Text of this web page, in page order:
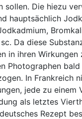
sollen. Die hiezu
hauptsächlich
Da diese
in ihren Wirkungen
Photographen
In Frankreich
jede zu einem
als letztes
Rezept